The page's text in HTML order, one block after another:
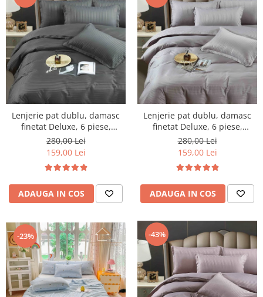
Lenjerie pat dublu, damasc
finetat Deluxe, 6 piese,
cearceaf pat cu elastic, Gri
Inchis
280,00 Lei
159,00 Lei
ADAUGA IN COS
Lenjerie pat dublu, damasc
finetat Deluxe, 6 piese,
cearceaf pat cu elastic, Gri
Deschis
280,00 Lei
159,00 Lei
ADAUGA IN COS
-23% -43%